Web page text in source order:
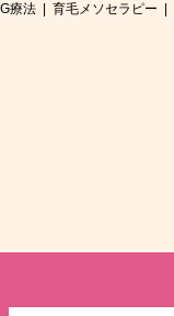
療法
育毛メソセラピー